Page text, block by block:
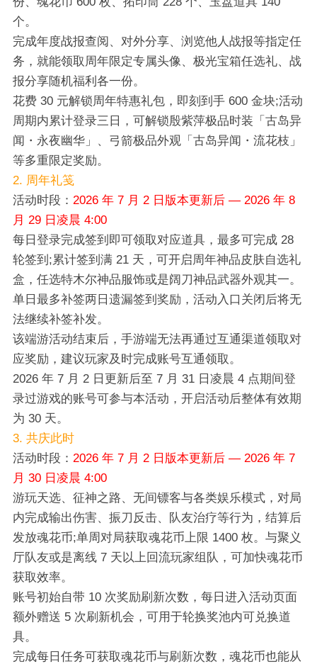
个。
完成年度战报查阅、对外分享、浏览他人战报等指定任
务，就能领取周年限定专属头像、极光宝箱任选礼、战
报分享随机福利各一份。
花费 30 元解锁周年特惠礼包，即刻到手 600 金块;活动
周期内累计登录三日，可解锁殷紫萍极品时装「古岛异
闻・永夜幽华」、弓箭极品外观「古岛异闻・流花枝」
等多重限定奖励。
2. 周年礼笺
活动时段： 2026 年 7 月 2 日版本更新后 — 2026 年 8
月 29 日凌晨 4:00
每日登录完成签到即可领取对应道具，最多可完成 28
轮签到;累计签到满 21 天，可开启周年神品皮肤自选礼
盒，任选特木尔神品服饰或是阔刀神品武器外观其一。
单日最多补签两日遗漏签到奖励，活动入口关闭后将无
法继续补签补发。
该端游活动结束后，手游端无法再通过互通渠道领取对
应奖励，建议玩家及时完成账号互通领取。
2026 年 7 月 2 日更新后至 7 月 31 日凌晨 4 点期间登
录过游戏的账号可参与本活动，开启活动后整体有效期
为 30 天。
3. 共庆此时
活动时段： 2026 年 7 月 2 日版本更新后 — 2026 年 7
月 30 日凌晨 4:00
游玩天选、征神之路、无间镖客与各类娱乐模式，对局
内完成输出伤害、振刀反击、队友治疗等行为，结算后
发放魂花币;单周对局获取魂花币上限 1400 枚。与聚义
厅队友或是离线 7 天以上回流玩家组队，可加快魂花币
获取效率。
账号初始自带 10 次奖励刷新次数，每日进入活动页面
额外赠送 5 次刷新机会，可用于轮换奖池内可兑换道
具。
完成每日任务可获取魂花币与刷新次数，魂花币也能从